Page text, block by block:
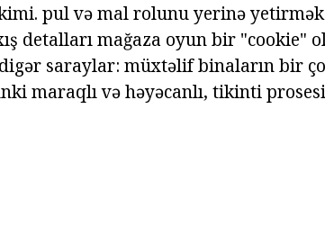
pul və mal rolunu yerinə
detalları mağaza oyun bir "cookie"
saraylar: müxtəlif binaların bir
maraqlı və həyəcanlı, tikinti